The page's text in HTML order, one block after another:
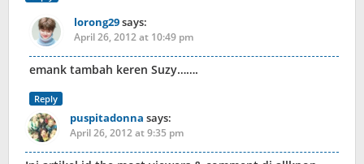
lorong29says:
April 26, 2012 at 10:49 pm
emank tambah keren Suzy…….
Reply
puspitadonna says:
April 26, 2012 at 9:35 pm